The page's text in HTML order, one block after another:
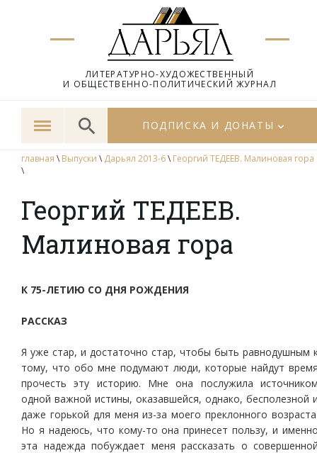
ЛИТЕРАТУРНО-ХУДОЖЕСТВЕННЫЙ
И ОБЩЕСТВЕННО-ПОЛИТИЧЕСКИЙ ЖУРНАЛ
ПОДПИСКА И ДОНАТЫ
главная \ Выпуски \ Дарьял 2013-6\ Георгий ТЕДЕЕВ. Малиновая гора
\
Георгий ТЕДЕЕВ.
Малиновая гора
К 75-ЛЕТИЮ СО ДНЯ РОЖДЕНИЯ
РАССКАЗ
Я уже стар, и достаточно стар, чтобы быть равнодушным
тому, что обо мне подумают люди, которые найдут
прочесть эту историю. Мне она послужила
одной важной истины, оказавшейся, однако, бесполезной
даже горькой для меня из-за моего преклонного
Но я надеюсь, что кому-то она принесет пользу, и
эта надежда побуждает меня рассказать о